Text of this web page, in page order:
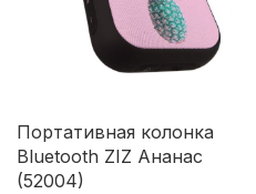
Портативная колонка
Bluetooth ZIZ Ананас
(52004)